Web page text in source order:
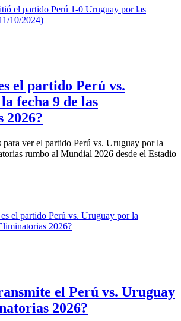
el partido Perú vs.
fecha 9 de las
para ver el partido Perú vs. Uruguay por la
rumbo al Mundial 2026 desde el Estadio
el Perú vs. Uruguay
2026?